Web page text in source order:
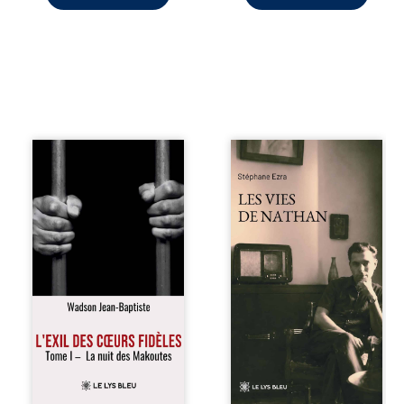
« Une nuit suffit
parfois pour briser
une famille… mais
certaines fidélités
traversent les
années. » Haïti,
sous la dictature
des Duvalier. La
jusque dans les
villages les plus
Jean-Joël Joli
mène une
avec sa famille.
Les vies de
Nathan est un
né en trois jours,
au printemps
2026. Pour la
première fois,
Stéphane Ezra,
médium, a pu
communiquer
avec son père,
disparu depuis
plus de vingt ans
et qu’il n’a jamais
connu. De ce
dialogue par-delà